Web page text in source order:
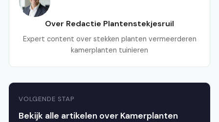
Over Redactie Plantenstekjesruil
Expert content over stekken planten vermeerderen
kamerplanten tuinieren
VOLGENDE STAP
Bekijk alle artikelen over Kamerplanten